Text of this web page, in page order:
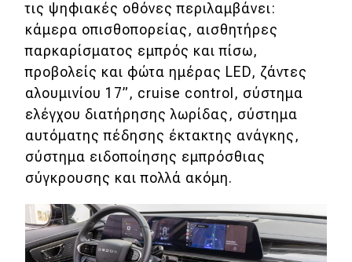
τις ψηφιακές οθόνες περιλαμβάνει:
κάμερα οπισθοπορείας, αισθητήρες
παρκαρίσματος εμπρός και πίσω,
προβολείς και φώτα ημέρας LED, ζάντες
αλουμινίου 17”, cruise control, σύστημα
ελέγχου διατήρησης λωρίδας, σύστημα
αυτόματης πέδησης έκτακτης ανάγκης,
σύστημα ειδοποίησης εμπρόσθιας
σύγκρουσης και πολλά ακόμη.